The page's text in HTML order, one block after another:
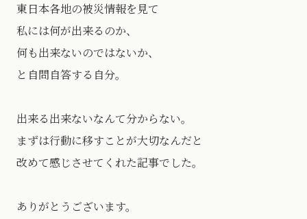
東日本各地の被災情報を見て
私には何が出来るのか、
何も出来ないのではないか、
と自問自答する自分。
出来る出来ないなんて分からない。
まずは行動に移すことが大切なんだと
改めて感じさせてくれた記事でした。
ありがとうございます。